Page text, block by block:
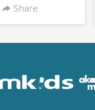
Share